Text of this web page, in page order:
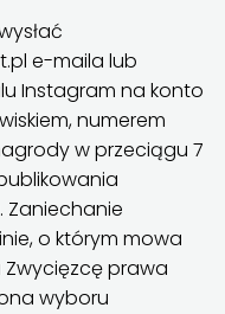
e-maila lub
Instagram na konto
numerem
w przeciągu 7
Zaniechanie
o którym mowa
prawa
wyboru